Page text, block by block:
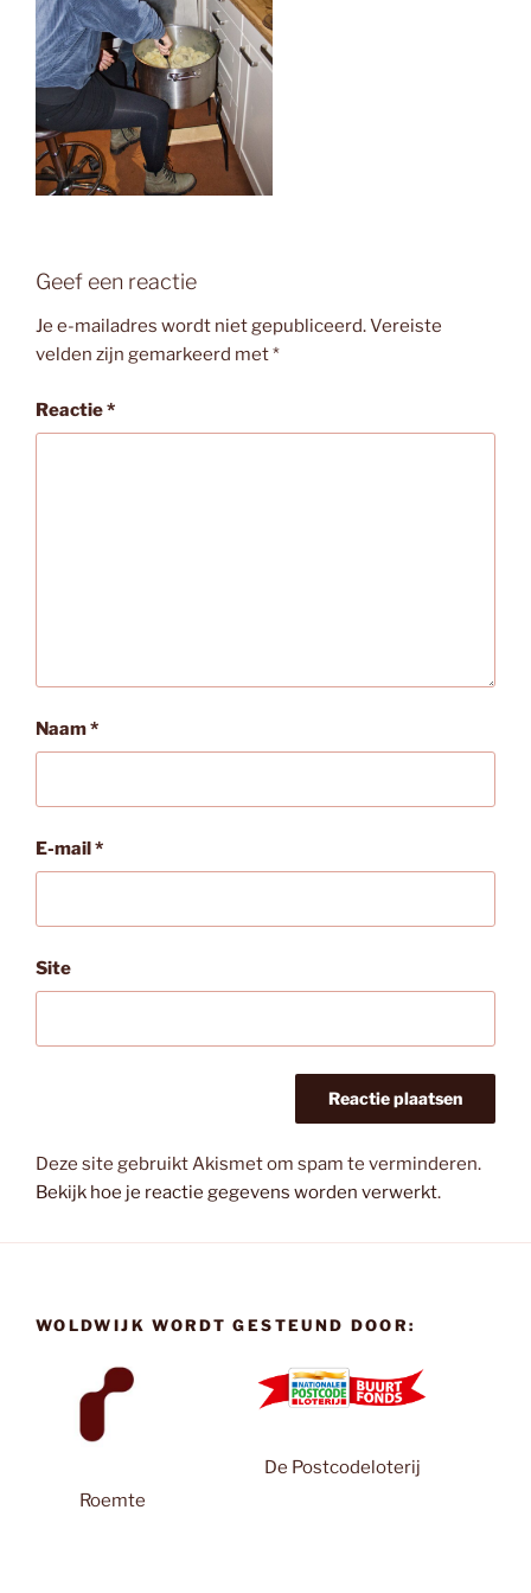
Geef een reactie
Je e-mailadres wordt niet gepubliceerd.Vereiste
velden zijn gemarkeerd met*
Reactie*
Naam*
E-mail*
Site
Deze site gebruikt Akismet om spam te verminderen.
Bekijk hoe je reactie gegevens worden verwerkt.
WOLDWIJK WORDT GESTEUND DOOR:
Roemte
De Postcodeloterij